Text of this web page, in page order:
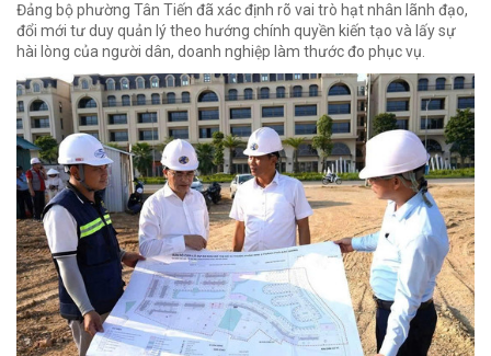
Đảng bộ phường Tân Tiến đã xác định rõ vai trò hạt nhân lãnh đạo,
đổi mới tư duy quản lý theo hướng chính quyền kiến tạo và lấy sự
hài lòng của người dân, doanh nghiệp làm thước đo phục vụ.